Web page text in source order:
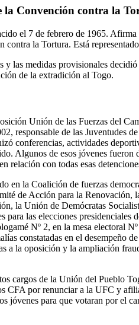
la Convención contra la
el 7 de febrero de 1965.
la Tortura. Está
las medidas provisionales
de la extradición al Togo.
Unión de las Fuerzas del
responsable de las Juventudes
conferencias, actividades
Algunos de esos jóvenes fueron
relación con todas esas
en la Coalición de fuerzas
de Acción para la Renovación,
la Unión de Demócratas
para las elecciones presidenciales
Nº 2, en la mesa electoral
constatadas en el desempeño
a la oposición y la ampliación
cargos de la Unión del Pueblo
CFA por renunciar a la UFC y
jóvenes para que votaran por el